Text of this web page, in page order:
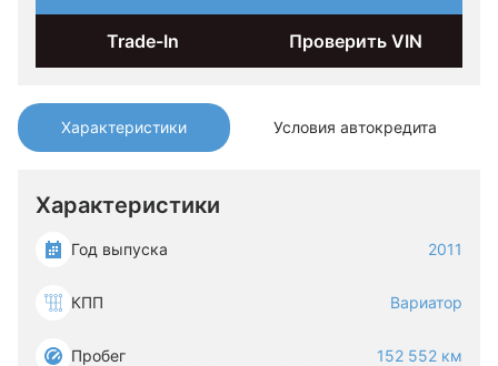
Характеристики Условия автокредита
Характеристики
Год выпуска 2011
КПП Вариатор
Пробег 152 552 км
Trade-In Проверить VIN